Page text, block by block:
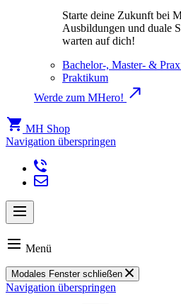
Starte deine Zukunft bei
Ausbildungen und duale
warten auf dich!
Bachelor-, Master- &
Praktikum
Werde zum MHero!
MH Shop
Navigation überspringen
Menü
Modales Fenster schließen
Navigation überspringen